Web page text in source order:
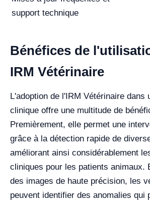
support technique
Bénéfices de
IRM Vétérinaire
L'adoption de l'IRM Vétérinaire dans
clinique offre une multitude de
Premièrement, elle permet une
grâce à la détection rapide de
améliorant ainsi considérablement
cliniques pour les patients animaux.
des images de haute précision, les
peuvent identifier des anomalies qui